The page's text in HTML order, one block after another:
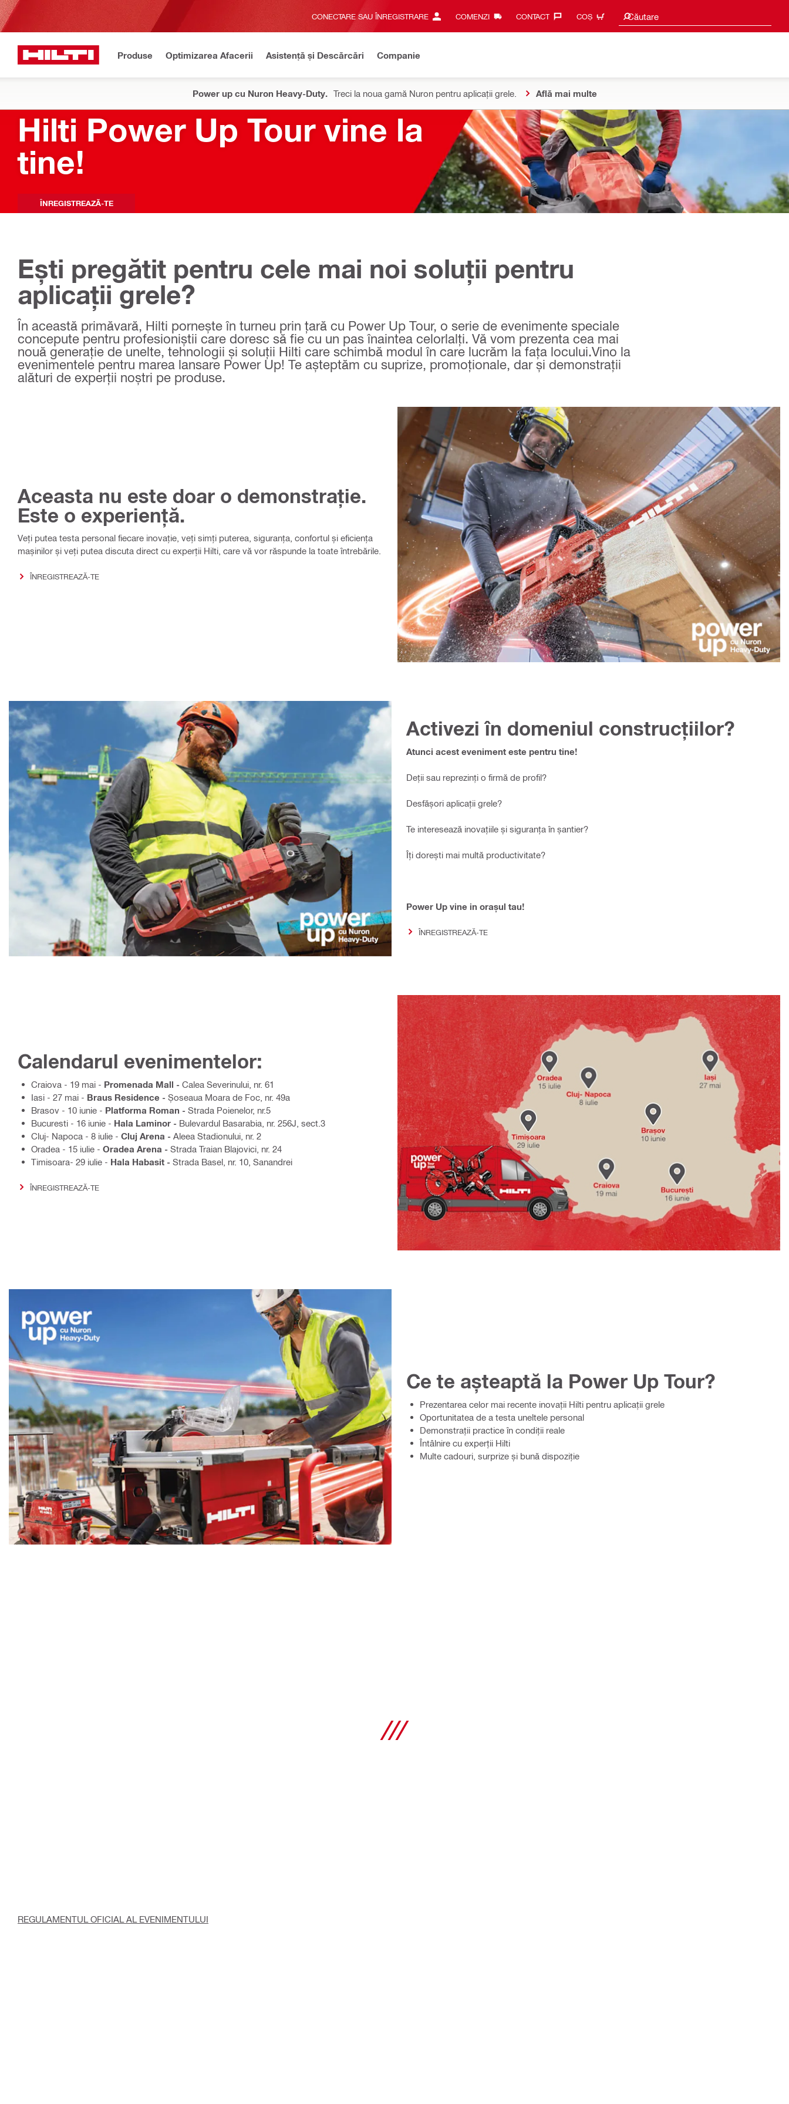
CONECTARE SAU ÎNREGISTRARE COMENZI CONTACT‎ COȘ Căutare
Caută sugestii
Produse Optimizarea Afacerii Asistență și Descărcări Companie
Power up cu Nuron Heavy-Duty. Treci la noua gamă Nuron pentru aplicații grele. Află mai multe
Hilti Power Up Tour vine la
tine!
ÎNREGISTREAZĂ-TE​
Ești pregătit pentru cele mai noi soluții pentru
aplicații grele?
În această primăvară, Hilti pornește în turneu prin țară cu Power Up Tour, o serie de evenimente speciale
concepute pentru profesioniștii care doresc să fie cu un pas înaintea celorlalți. Vă vom prezenta cea mai
nouă generație de unelte, tehnologii și soluții Hilti care schimbă modul în care lucrăm la fața locului.Vino la
evenimentele pentru marea lansare Power Up! Te așteptăm cu suprize, promoționale, dar și demonstrații
alături de experții noștri pe produse.
Aceasta nu este doar o demonstrație.
Este o experiență.
Veți putea testa personal fiecare inovație, veți simți puterea, siguranța, confortul și eficiența
mașinilor și veți putea discuta direct cu experții Hilti, care vă vor răspunde la toate întrebările.
ÎNREGISTREAZĂ-TE​
Activezi în domeniul construcțiilor?
Atunci acest eveniment este pentru tine!
Deții sau reprezinți o firmă de profil?​
Desfășori aplicații grele?​
Te interesează inovațiile și siguranța în șantier? ​
Îți dorești mai multă productivitate?​
Power Up vine in orașul tau!
ÎNREGISTREAZĂ-TE​
Calendarul evenimentelor:
Craiova - 19 mai​ - Promenada Mall - Calea Severinului, nr. 61
Iasi - 27 mai​ - Braus Residence - Șoseaua Moara de Foc, nr. 49a
Brasov - 10 iunie​ - Platforma Roman - Strada Poienelor, nr.5
Bucuresti - 16 iunie​ - Hala Laminor - Bulevardul Basarabia, nr. 256J, sect.3
Cluj- Napoca - 8 iulie - Cluj Arena - Aleea Stadionului, nr. 2​
Oradea - 15 iulie​ - Oradea Arena - Strada Traian Blajovici, nr. 24
Timisoara- 29 iulie - Hala Habasit - Strada Basel, nr. 10, Sanandrei
ÎNREGISTREAZĂ-TE​
Ce te așteaptă la Power Up Tour?
Prezentarea celor mai recente inovații Hilti pentru aplicații grele​
Oportunitatea de a testa uneltele personal​
Demonstrații practice în condiții reale​
Întâlnire cu experții Hilti​
Multe cadouri, surprize și bună dispoziție
REGULAMENTUL OFICIAL AL EVENIMENTULUI